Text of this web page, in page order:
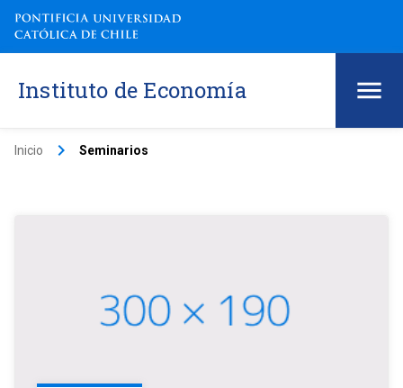
Instituto de Economía
Inicio keyboard_arrow_right Seminarios